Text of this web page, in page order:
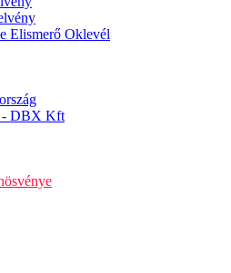
Elismerő Oklevél
- DBX Kft